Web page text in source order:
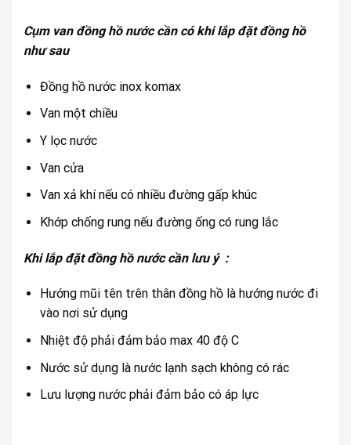
Cụm van đồng hồ nước cần có khi lắp đặt đồng hồ
như sau
Đồng hồ nước inox komax
Van một chiều
Y lọc nước
Van cửa
Van xả khí nếu có nhiều đường gấp khúc
Khớp chống rung nếu đường ống có rung lắc
Khi lắp đặt đồng hồ nước cần lưu ý :
Hướng mũi tên trên thân đồng hồ là hướng nước đi
vào nơi sử dụng
Nhiệt độ phải đảm bảo max 40 độ C
Nước sử dụng là nước lạnh sạch không có rác
Lưu lượng nước phải đảm bảo có áp lực